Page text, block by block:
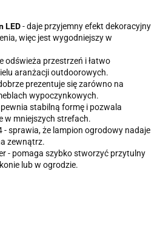
LED- daje przyjemny efekt dekoracyjny
więc jest wygodniejszy w
odświeża przestrzeń i łatwo
aranżacji outdoorowych.
prezentuje się zarówno na
wypoczynkowych.
stabilną formę i pozwala
w mniejszych strefach.
- sprawia, że lampion ogrodowy nadaje
zewnątrz.
- pomaga szybko stworzyć przytulny
lub w ogrodzie.